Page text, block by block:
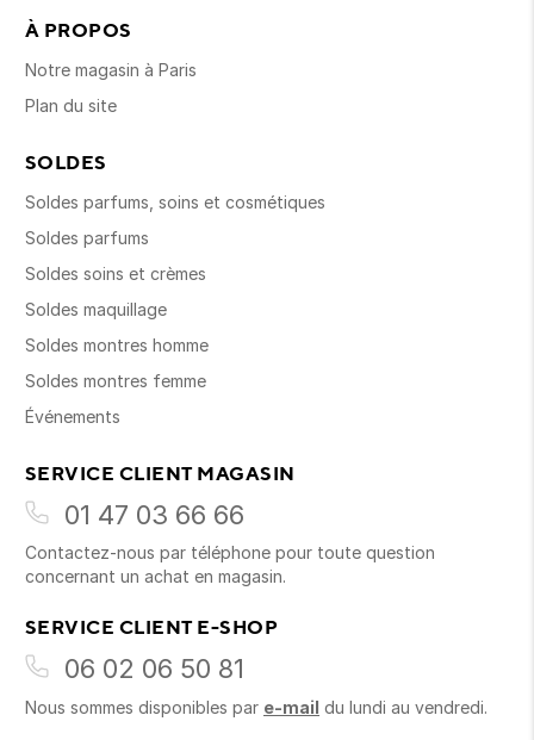
À PROPOS
Notre magasin à Paris
Plan du site
SOLDES
Soldes parfums, soins et cosmétiques
Soldes parfums
Soldes soins et crèmes
Soldes maquillage
Soldes montres homme
Soldes montres femme
Événements
SERVICE CLIENT MAGASIN
01 47 03 66 66
Contactez-nous par téléphone pour toute question
concernant un achat en magasin.
SERVICE CLIENT E-SHOP
06 02 06 50 81
Nous sommes disponibles par e-mail du lundi au vendredi.